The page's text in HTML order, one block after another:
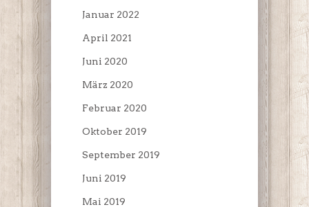
Januar 2022
April 2021
Juni 2020
März 2020
Februar 2020
Oktober 2019
September 2019
Juni 2019
Mai 2019